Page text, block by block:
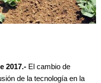
2017.- El cambio de
de la tecnología en la